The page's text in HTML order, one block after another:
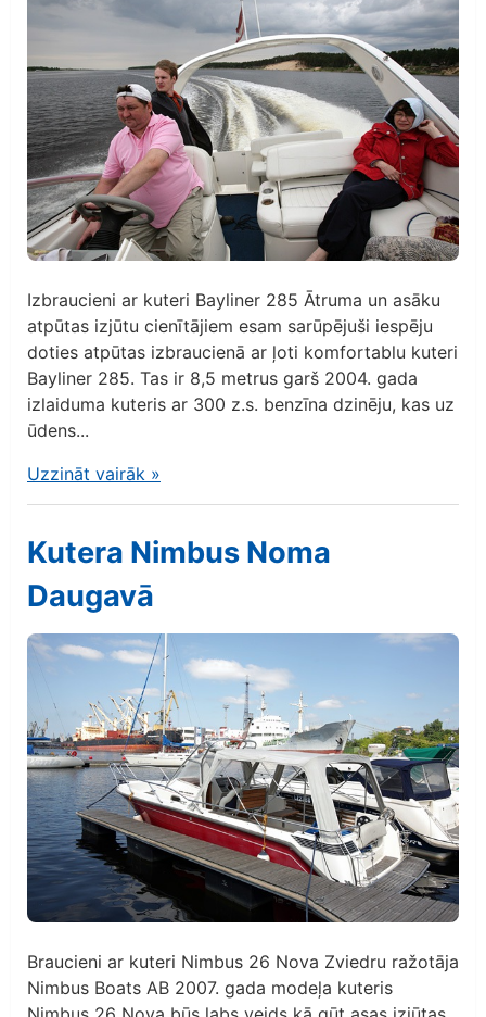
Izbraucieni ar kuteri Bayliner 285 Ātruma un asāku
atpūtas izjūtu cienītājiem esam sarūpējuši iespēju
doties atpūtas izbraucienā ar ļoti komfortablu kuteri
Bayliner 285. Tas ir 8,5 metrus garš 2004. gada
izlaiduma kuteris ar 300 z.s. benzīna dzinēju, kas uz
ūdens...
Uzzināt vairāk »
Kutera Nimbus Noma
Daugavā
Braucieni ar kuteri Nimbus 26 Nova Zviedru ražotāja
Nimbus Boats AB 2007. gada modeļa kuteris